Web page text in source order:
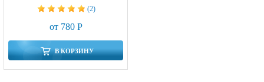
(2)
от 780 Р
В КОРЗИНУ